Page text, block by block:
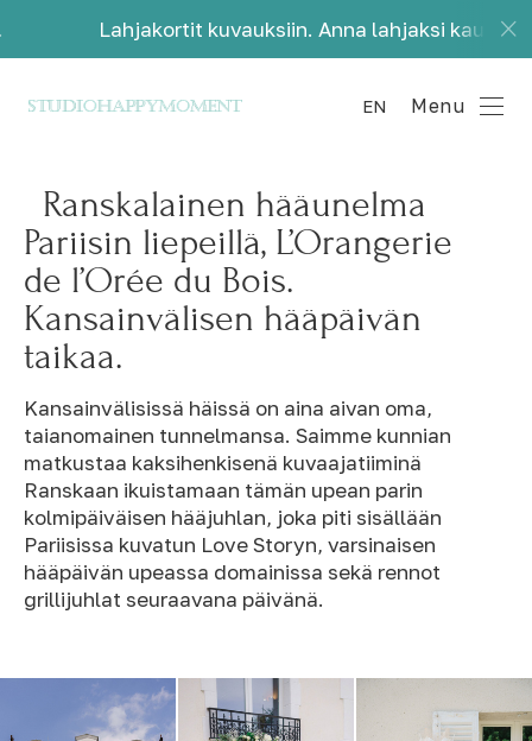
Lahjakortit kuvauksiin. Anna lahjaksi kauniita
EN Menu
Ranskalainen hääunelma
Pariisin liepeillä, L’Orangerie
de l’Orée du Bois.
Kansainvälisen hääpäivän
taikaa.
Kansainvälisissä häissä on aina aivan oma,
taianomainen tunnelmansa. Saimme kunnian
matkustaa kaksihenkisenä kuvaajatiiminä
Ranskaan ikuistamaan tämän upean parin
kolmipäiväisen hääjuhlan, joka piti sisällään
Pariisissa kuvatun Love Storyn, varsinaisen
hääpäivän upeassa domainissa sekä rennot
grillijuhlat seuraavana päivänä.